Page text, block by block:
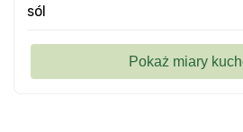
sól